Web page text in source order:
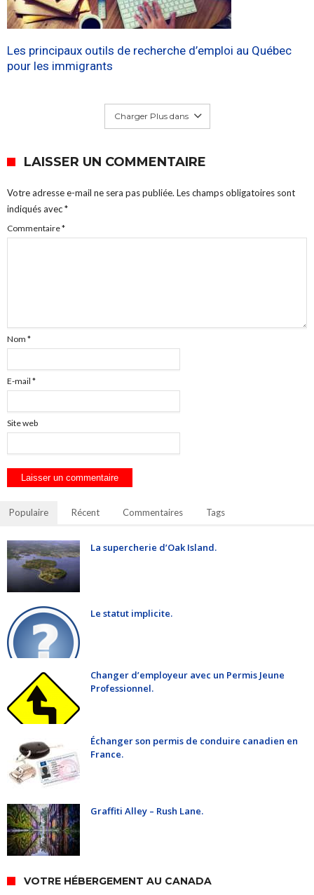
Les principaux outils de recherche d’emploi au Québec
pour les immigrants
Charger Plus dans
LAISSER UN COMMENTAIRE
Votre adresse e-mail ne sera pas publiée. Les champs obligatoires sont
indiqués avec*
Commentaire*
Nom *
E-mail *
Site web
Populaire Récent Commentaires Tags
La supercherie d’Oak Island.
Le statut implicite.
Changer d’employeur avec un Permis Jeune
Professionnel.
Échanger son permis de conduire canadien en
France.
Graffiti Alley – Rush Lane.
VOTRE HÉBERGEMENT AU CANADA